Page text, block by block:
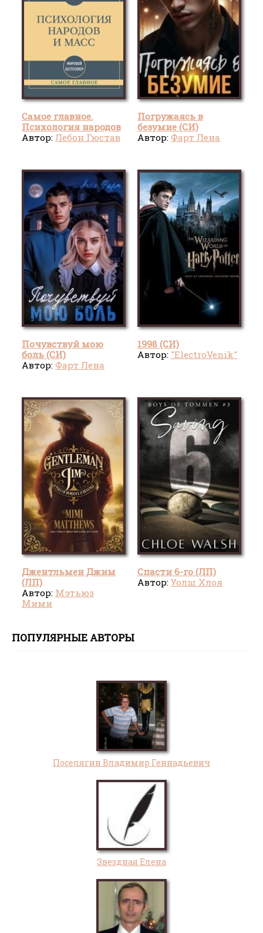
Самое главное.
Психология народов
и масс
Автор: Лебон Гюстав
Погружаясь в
безумие (СИ)
Автор: Фарт Лена
Почувствуй мою
боль (СИ)
Автор: Фарт Лена
1998 (СИ)
Автор: "ElectroVenik"
Джентльмен Джим
(ЛП)
Автор: Мэтьюз
Мими
Спасти 6-го (ЛП)
Автор: Уолш Хлоя
ПОПУЛЯРНЫЕ АВТОРЫ
Поселягин Владимир Геннадьевич
Звездная Елена